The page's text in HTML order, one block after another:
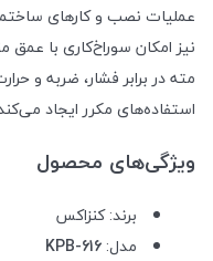
نیز امکان سوراخ‌کاری با عمق
مته در برابر فشار، ضربه و
استفاده‌های مکرر ایجاد
ویژگی‌های محصول
برند: کنزاکس
مدل:
KPB-616